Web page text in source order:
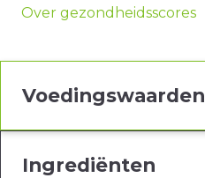
Over gezondheidsscores
Voedingswaarden
Ingrediënten